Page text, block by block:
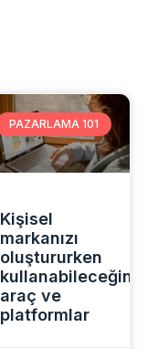
PAZARLAMA 101
Kişisel
markanızı
oluştururken
kullanabileceğiniz
araç ve
platformlar